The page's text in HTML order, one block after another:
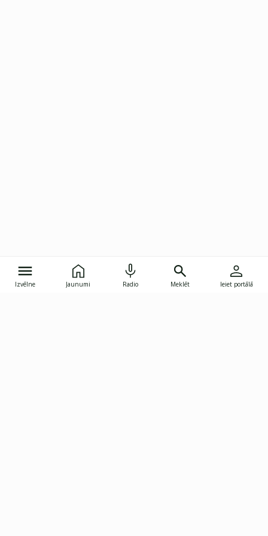
Izvēlne Jaunumi Radio Meklēt Ieiet portālā